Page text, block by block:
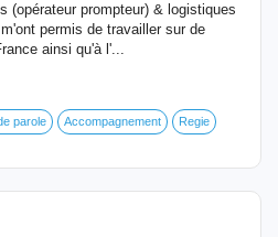
(opérateur prompteur) & logistiques
permis de travailler sur de
ainsi qu'à l'...
parole Accompagnement Regie